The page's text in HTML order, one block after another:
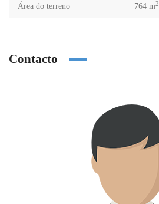
Área do terreno 764 m2
Contacto